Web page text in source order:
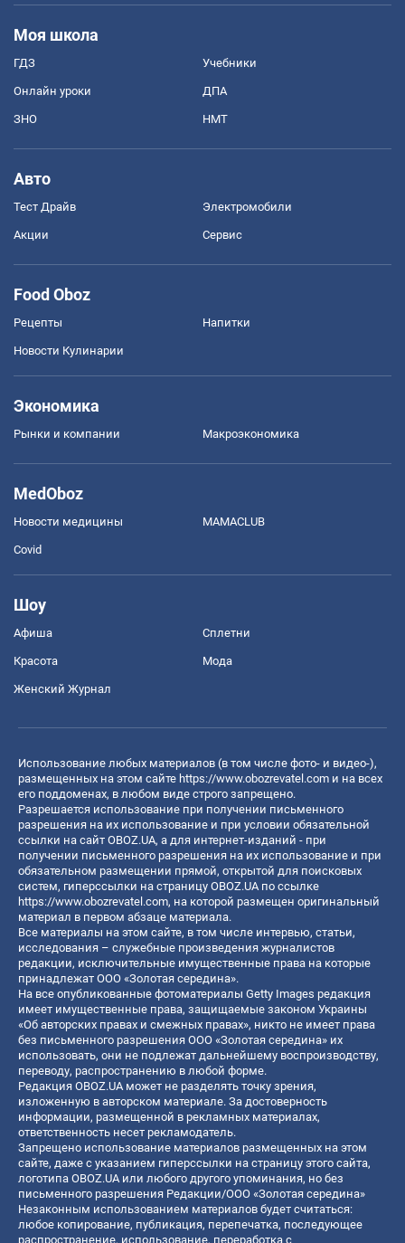
Моя школа
ГДЗ Учебники
Онлайн уроки ДПА
ЗНО НМТ
Авто
Тест Драйв Электромобили
Акции Сервис
Food Oboz
Рецепты Напитки
Новости Кулинарии
Экономика
Рынки и компании Mакроэкономика
MedOboz
Новости медицины MAMACLUB
Covid
Шоу
Афиша Сплетни
Красота Мода
Женский Журнал
Использование любых материалов (в том числе фото- и видео-),
размещенных на этом сайте https://www.obozrevatel.com и на всех
его поддоменах, в любом виде строго запрещено.
Разрешается использование при получении письменного
разрешения на их использование и при условии обязательной
ссылки на сайт OBOZ.UA, а для интернет-изданий - при
получении письменного разрешения на их использование и при
обязательном размещении прямой, открытой для поисковых
систем, гиперссылки на страницу OBOZ.UA по ссылке
https://www.obozrevatel.com, на которой размещен оригинальный
материал в первом абзаце материала.
Все материалы на этом сайте, в том числе интервью, статьи,
исследования – служебные произведения журналистов
редакции, исключительные имущественные права на которые
принадлежат ООО «Золотая середина».
На все опубликованные фотоматериалы Getty Images редакция
имеет имущественные права, защищаемые законом Украины
«Об авторских правах и смежных правах», никто не имеет права
без письменного разрешения ООО «Золотая середина» их
использовать, они не подлежат дальнейшему воспроизводству,
переводу, распространению в любой форме.
Редакция OBOZ.UA может не разделять точку зрения,
изложенную в авторском материале. За достоверность
информации, размещенной в рекламных материалах,
ответственность несет рекламодатель.
Запрещено использование материалов размещенных на этом
сайте, даже с указанием гиперссылки на страницу этого сайта,
логотипа OBOZ.UA или любого другого упоминания, но без
письменного разрешения Редакции/ООО «Золотая середина»
Незаконным использованием материалов будет считаться:
любое копирование, публикация, перепечатка, последующее
распространение, использование, переработка с